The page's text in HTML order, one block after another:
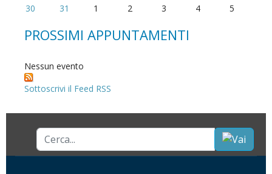
30
31 1 2 3 4 5
PROSSIMI APPUNTAMENTI
Nessun evento
Sottoscrivi il Feed RSS
Cerca...